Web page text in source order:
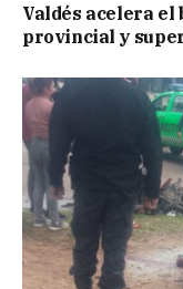
Valdés acelera
provincial y